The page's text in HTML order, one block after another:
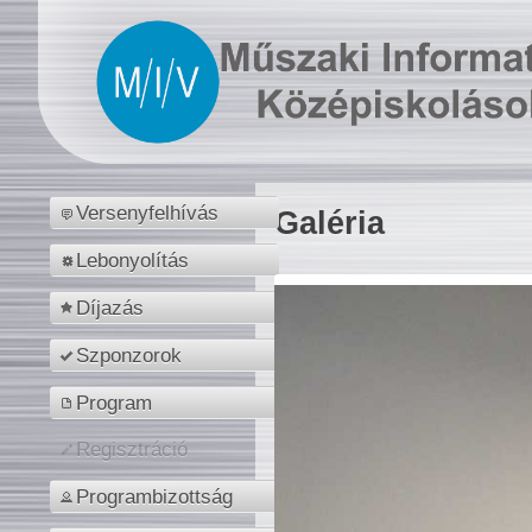
Versenyfelhívás
Lebonyolítás
Díjazás
Szponzorok
Program
Regisztráció
Programbizottság
Galéria